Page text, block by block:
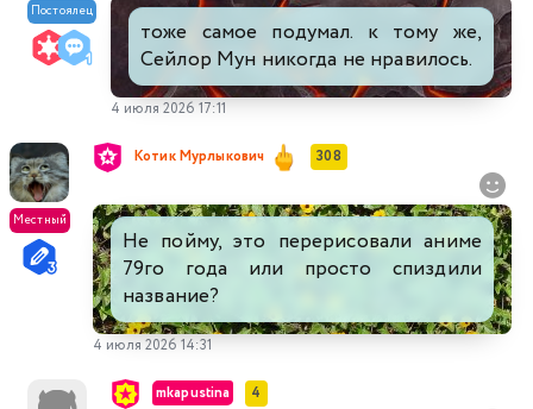
Постоялец
тоже самое подумал. к тому же,
Сейлор Мун никогда не нравилось.
4 июля 2026 17:11
Местный
Котик Мурлыкович 308
Не пойму, это перерисовали аниме
79го года или просто спиздили
название?
4 июля 2026 14:31
mkapustina 4